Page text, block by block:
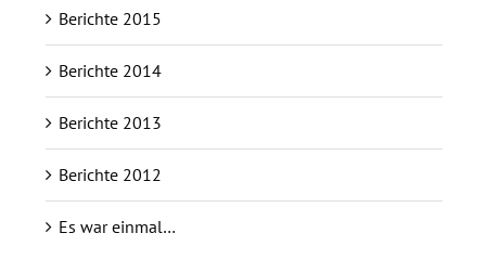
Berichte 2015
Berichte 2014
Berichte 2013
Berichte 2012
Es war einmal…